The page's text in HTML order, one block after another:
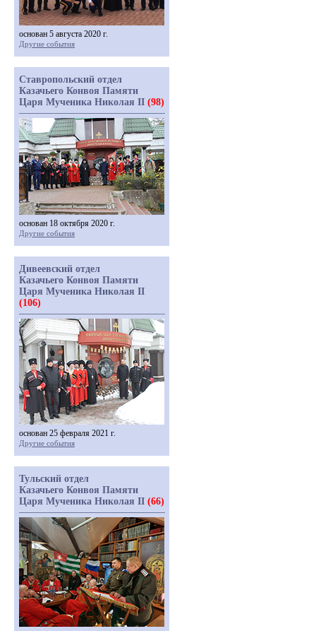
основан 5 августа 2020 г.
Другие события
Ставропольский отдел
Казачьего Конвоя Памяти
Царя Мученика Николая II (98)
основан 18 октября 2020 г.
Другие события
Дивеевский отдел
Казачьего Конвоя Памяти
Царя Мученика Николая II
(106)
основан 25 февраля 2021 г.
Другие события
Тульский отдел
Казачьего Конвоя Памяти
Царя Мученика Николая II (66)